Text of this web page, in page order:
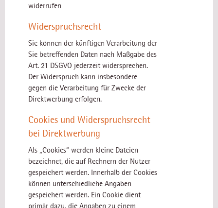
widerrufen
Widerspruchsrecht
Sie können der künftigen Verarbeitung der
Sie betreffenden Daten nach Maßgabe des
Art. 21 DSGVO jederzeit widersprechen.
Der Widerspruch kann insbesondere
gegen die Verarbeitung für Zwecke der
Direktwerbung erfolgen.
Cookies und Widerspruchsrecht
bei Direktwerbung
Als „Cookies“ werden kleine Dateien
bezeichnet, die auf Rechnern der Nutzer
gespeichert werden. Innerhalb der Cookies
können unterschiedliche Angaben
gespeichert werden. Ein Cookie dient
primär dazu, die Angaben zu einem